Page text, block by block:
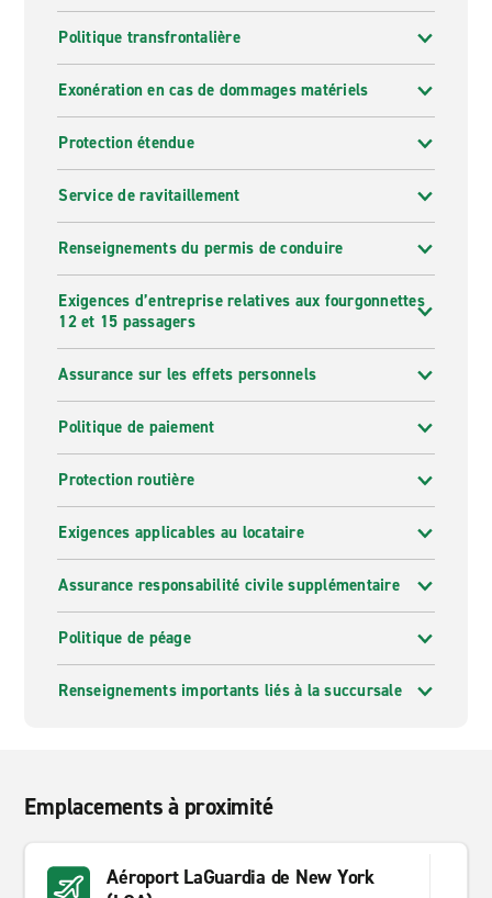
Politique transfrontalière
Exonération en cas de dommages matériels
Protection étendue
Service de ravitaillement
Renseignements du permis de conduire
Exigences d’entreprise relatives aux fourgonnettes
12 et 15 passagers
Assurance sur les effets personnels
Politique de paiement
Protection routière
Exigences applicables au locataire
Assurance responsabilité civile supplémentaire
Politique de péage
Renseignements importants liés à la succursale
Emplacements à proximité
Aéroport LaGuardia de New York